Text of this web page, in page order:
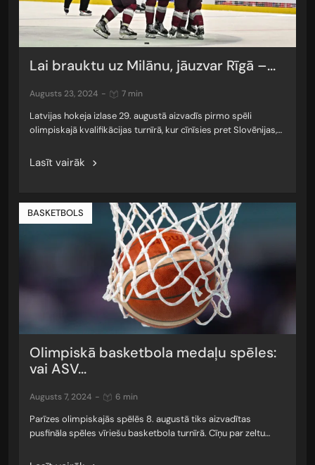
Lai brauktu uz Milānu, jāuzvar Rīgā –...
augusts 23, 2024 - 7 min
Latvijas hokeja izlase 29. augustā aizvadīs pirmo spēli
olimpiskajā kvalifikācijas turnīrā, kur cīnīsies pret Slovēnijas,…
Lasīt vairāk
BASKETBOLS
Olimpiskā basketbola medaļu spēles:
vai ASV...
augusts 7, 2024 - 6 min
Parīzes olimpiskajās spēlēs 8. augustā tiks aizvadītas
pusfināla spēles vīriešu basketbola turnīrā. Cīņu par zeltu…